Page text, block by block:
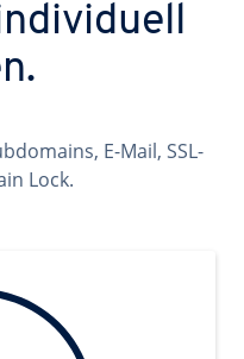
E-Mail, SSL-
Lock.